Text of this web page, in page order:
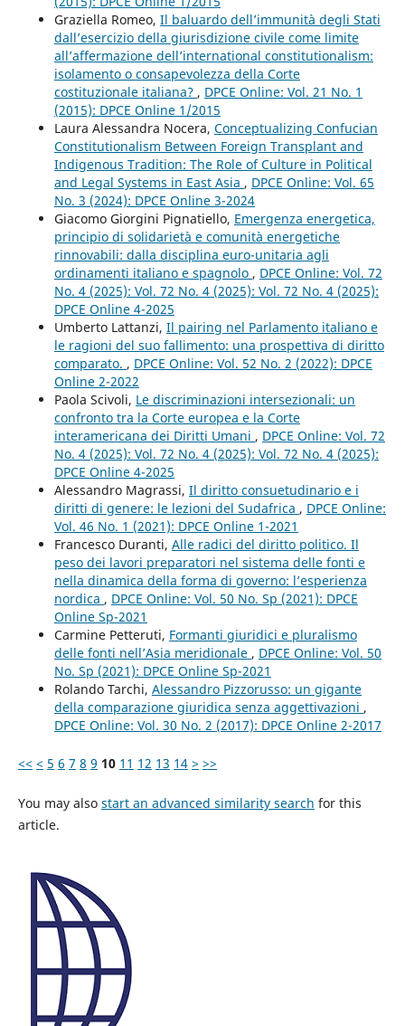
Graziella Romeo, Il baluardo dell’immunità degli Stati
dall’esercizio della giurisdizione civile come limite
all’affermazione dell’international constitutionalism:
isolamento o consapevolezza della Corte
costituzionale italiana? , DPCE Online: Vol. 21 No. 1
(2015): DPCE Online 1/2015
Laura Alessandra Nocera, Conceptualizing Confucian
Constitutionalism Between Foreign Transplant and
Indigenous Tradition: The Role of Culture in Political
and Legal Systems in East Asia , DPCE Online: Vol. 65
No. 3 (2024): DPCE Online 3-2024
Giacomo Giorgini Pignatiello, Emergenza energetica,
principio di solidarietà e comunità energetiche
rinnovabili: dalla disciplina euro-unitaria agli
ordinamenti italiano e spagnolo , DPCE Online: Vol. 72
No. 4 (2025): Vol. 72 No. 4 (2025): Vol. 72 No. 4 (2025):
DPCE Online 4-2025
Umberto Lattanzi, Il pairing nel Parlamento italiano e
le ragioni del suo fallimento: una prospettiva di diritto
comparato. , DPCE Online: Vol. 52 No. 2 (2022): DPCE
Online 2-2022
Paola Scivoli, Le discriminazioni intersezionali: un
confronto tra la Corte europea e la Corte
interamericana dei Diritti Umani , DPCE Online: Vol. 72
No. 4 (2025): Vol. 72 No. 4 (2025): Vol. 72 No. 4 (2025):
DPCE Online 4-2025
Alessandro Magrassi, Il diritto consuetudinario e i
diritti di genere: le lezioni del Sudafrica , DPCE Online:
Vol. 46 No. 1 (2021): DPCE Online 1-2021
Francesco Duranti, Alle radici del diritto politico. Il
peso dei lavori preparatori nel sistema delle fonti e
nella dinamica della forma di governo: l’esperienza
nordica , DPCE Online: Vol. 50 No. Sp (2021): DPCE
Online Sp-2021
Carmine Petteruti, Formanti giuridici e pluralismo
delle fonti nell’Asia meridionale , DPCE Online: Vol. 50
No. Sp (2021): DPCE Online Sp-2021
Rolando Tarchi, Alessandro Pizzorusso: un gigante
della comparazione giuridica senza aggettivazioni ,
DPCE Online: Vol. 30 No. 2 (2017): DPCE Online 2-2017
<< < 5 6 7 8 9 10 11 12 13 14 > >>
You may also start an advanced similarity search for this
article.